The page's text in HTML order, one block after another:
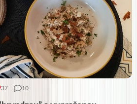
37 10